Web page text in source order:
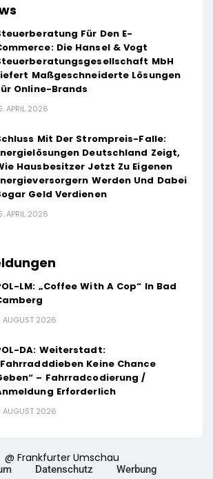
Für Den E-
Die Hansel & Vogt
MbH
Maßgeschneiderte Lösungen
Online-Brands
APRIL 2026
Mit Der Strompreis-Falle:
Deutschland Zeigt,
Hausbesitzer Jetzt Zu Eigenen
Werden Und Dabei
Geld Verdienen
APRIL 2026
LM: „Coffee With A Cop“ In Bad
AUGUST 2026
DA: Weiterstadt:
Keine Chance
– Fahrradcodierung /
Erforderlich
AUGUST 2026
@ Frankfurter Umschau
Datenschutz Werbung